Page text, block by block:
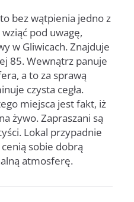
bez wątpienia jedno z
pod uwagę,
w Gliwicach. Znajduje
85. Wewnątrz panuje
a to za sprawą
czysta cegła.
miejsca jest fakt, iż
żywo. Zapraszani są
Lokal przypadnie
sobie dobrą
atmosferę.